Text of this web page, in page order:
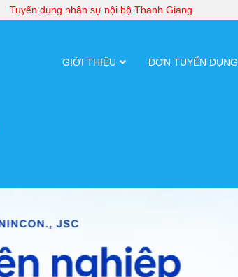
Tuyển dụng nhân sự nội bộ Thanh Giang
GIỚI THIỆU ĐƠN TUYỂN DỤNG